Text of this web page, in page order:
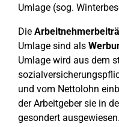
Umlage (sog.
Die
Umlage sind als
Umlage wird aus dem
und vom Nettolohn
der Arbeitgeber sie in
gesondert